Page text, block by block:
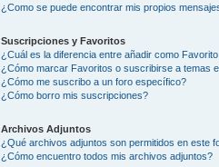
¿Como se puede encontrar mis propios
Suscripciones y Favoritos
¿Cuál es la diferencia entre añadir como
¿Cómo marcar Favoritos o suscribirse a temas
¿Cómo me suscribo a un foro específico?
¿Cómo borro mis suscripciones?
Archivos Adjuntos
¿Qué archivos adjuntos son permitidos en este
¿Cómo encuentro todos mis archivos adjuntos?